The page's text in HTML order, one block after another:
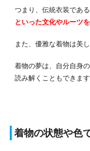
つまり、伝統衣装である
といった文化やルーツ
また、優雅な着物は美
着物の夢は、自分自身
読み解くこともできます
着物の状態や色